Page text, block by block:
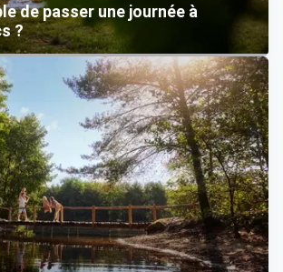
de passer une journée à
?